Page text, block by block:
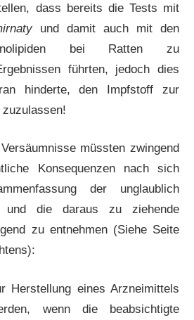
dass bereits die Tests mit
und damit auch mit den
bei Ratten zu
führten, jedoch dies
hinderte, den Impfstoff zur
zuzulassen!
müssten zwingend
Konsequenzen nach sich
der unglaublich
und die daraus zu ziehende
zu entnehmen (Siehe Seite
Herstellung eines Arzneimittels
wenn die beabsichtigte